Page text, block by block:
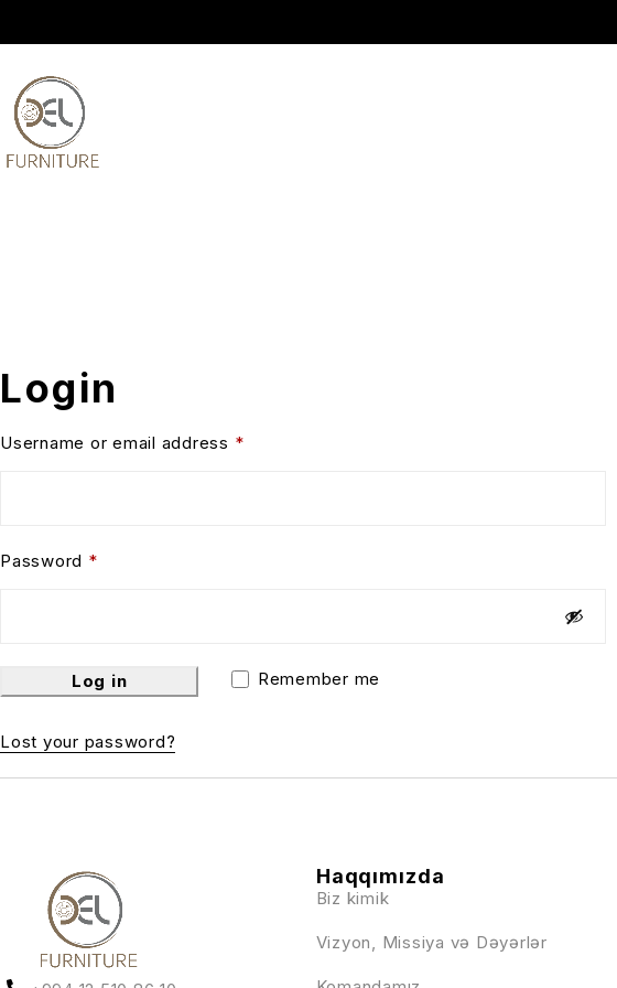
Login
Username or email address *
Password *
Remember me
Log in
Lost your password?
Haqqımızda
Biz kimik
Vizyon, Missiya və Dəyərlər